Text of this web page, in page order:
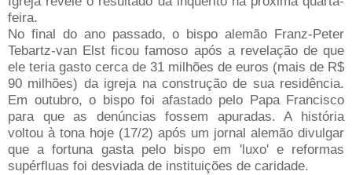
feira.
No final do ano passado, o bispo alemão Franz-Peter
Tebartz-van Elst ficou famoso após a revelação de que
ele teria gasto cerca de 31 milhões de euros (mais de R$
90 milhões) da igreja na construção de sua residência.
Em outubro, o bispo foi afastado pelo Papa Francisco
para que as denúncias fossem apuradas. A história
voltou à tona hoje (17/2) após um jornal alemão divulgar
que a fortuna gasta pelo bispo em 'luxo' e reformas
supérfluas foi desviada de instituições de caridade.